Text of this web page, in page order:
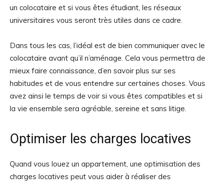
un colocataire et si vous êtes étudiant, les réseaux
universitaires vous seront très utiles dans ce cadre.
Dans tous les cas, l’idéal est de bien communiquer avec le
colocataire avant qu’il n’aménage. Cela vous permettra de
mieux faire connaissance, d’en savoir plus sur ses
habitudes et de vous entendre sur certaines choses. Vous
avez ainsi le temps de voir si vous êtes compatibles et si
la vie ensemble sera agréable, sereine et sans litige.
Optimiser les charges locatives
Quand vous louez un appartement, une optimisation des
charges locatives peut vous aider à réaliser des